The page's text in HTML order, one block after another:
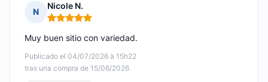
N
Nicole N.
Nota: 5 de 5
Publicado el 04/07/2026 à 15h22
tras una compra de 15/06/2026
Muy buen sitio con variedad.